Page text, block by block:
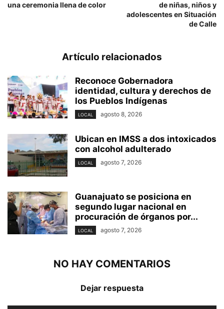
una ceremonia llena de color
de niñas, niños y
adolescentes en Situación
de Calle
Artículo relacionados
Reconoce Gobernadora
identidad, cultura y derechos de
los Pueblos Indígenas
LOCAL agosto 8, 2026
Ubican en IMSS a dos intoxicados
con alcohol adulterado
LOCAL agosto 7, 2026
Guanajuato se posiciona en
segundo lugar nacional en
procuración de órganos por...
LOCAL agosto 7, 2026
NO HAY COMENTARIOS
Dejar respuesta